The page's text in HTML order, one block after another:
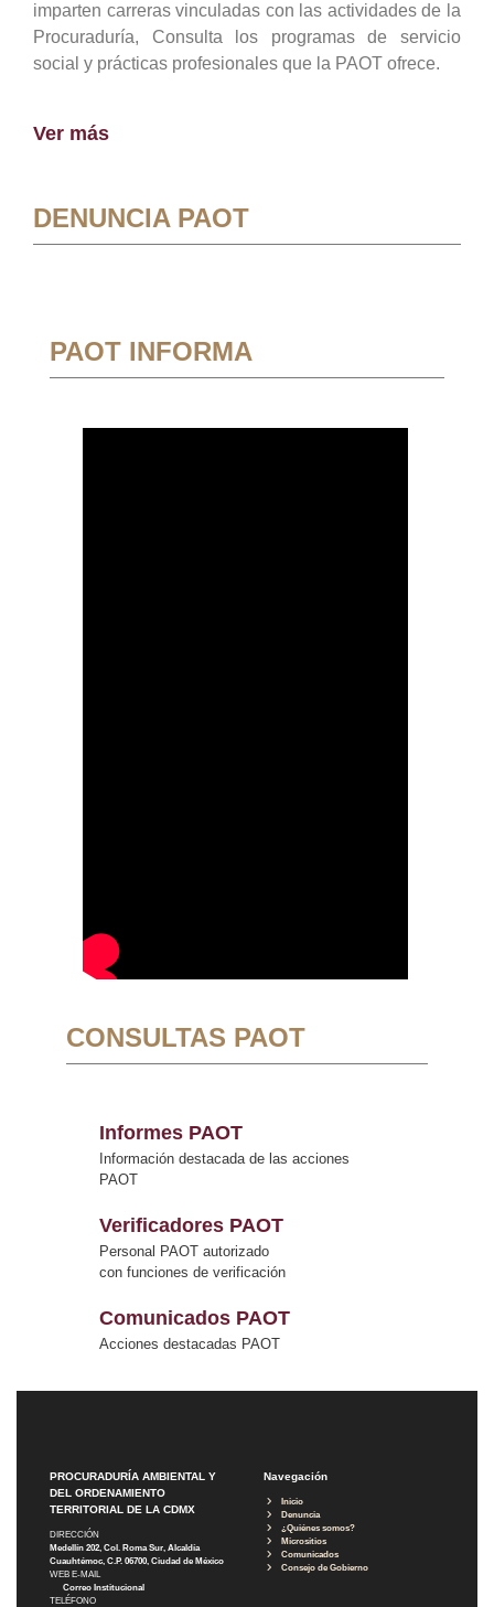
imparten carreras vinculadas con las actividades de la
Procuraduría, Consulta los programas de servicio
social y prácticas profesionales que la PAOT ofrece.
Ver más
DENUNCIA PAOT
PAOT INFORMA
CONSULTAS PAOT
Informes PAOT
Información destacada de las acciones
PAOT
Verificadores PAOT
Personal PAOT autorizado
con funciones de verificación
Comunicados PAOT
Acciones destacadas PAOT
PROCURADURÍA AMBIENTAL Y
DEL ORDENAMIENTO
TERRITORIAL DE LA CDMX
DIRECCIÓN
Medellín 202, Col. Roma Sur, Alcaldía
Cuauhtémoc, C.P. 06700, Ciudad de México
WEB E-MAIL
Correo Institucional
TELÉFONO
Navegación
Inicio
Denuncia
¿Quiénes somos?
Micrositios
Comunicados
Consejo de Gobierno